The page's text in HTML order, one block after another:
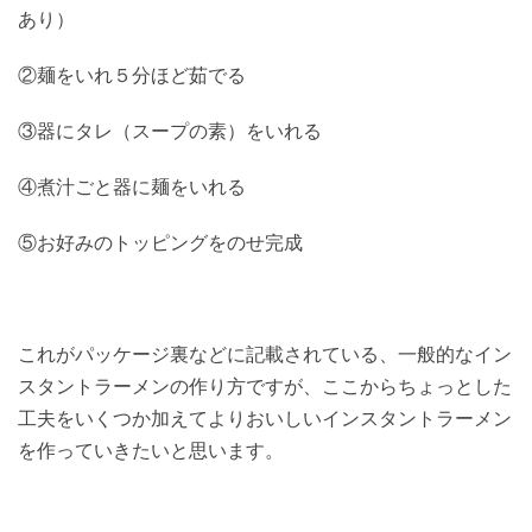
あり）
②麺をいれ５分ほど茹でる
③器にタレ（スープの素）をいれる
④煮汁ごと器に麺をいれる
⑤お好みのトッピングをのせ完成
これがパッケージ裏などに記載されている、一般的なイン
スタントラーメンの作り方ですが、ここからちょっとした
工夫をいくつか加えてよりおいしいインスタントラーメン
を作っていきたいと思います。